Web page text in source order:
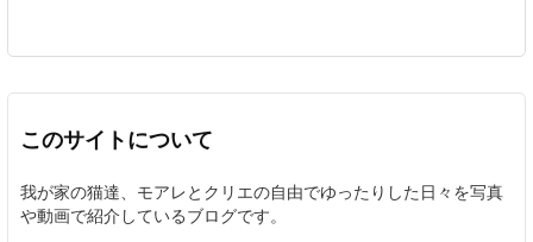
このサイトについて
我が家の猫達、モアレとクリエの自由でゆったりした日々を写真
や動画で紹介しているブログです。